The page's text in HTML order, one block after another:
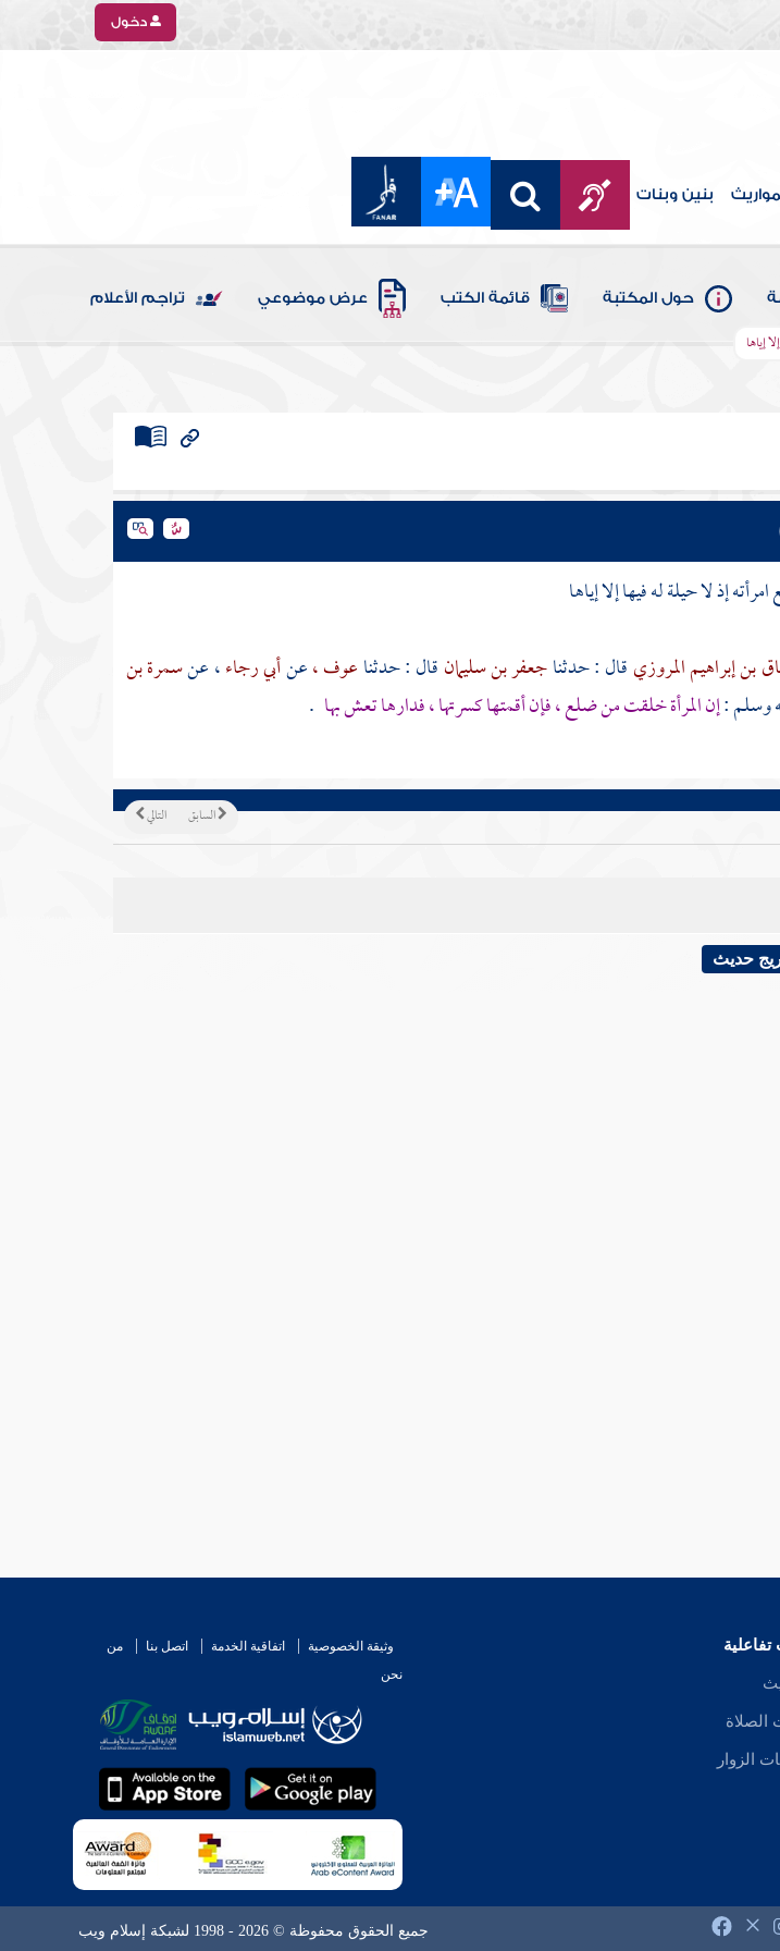
دخول
بنين وبنات
حول المكتبة قائمة الكتب عرض موضوعي تراجم الأعلام
إياها
إذ لا حيلة له فيها إلا إياها
بن إبراهيم المروزيقال : حدثناجعفر بن سليمانقال : حدثناعوف ،عنأبي رجاء، عنسمرة بن
وسلم :إن المرأة خلقت من ضلع ، فإن أقمتها كسرتها ، فدارها تعش بها .
التالي السابق
حديث
الصلاة
الزوار
وثيقة الخصوصية اتفاقية الخدمة اتصل بنا
من
نحن
جميع الحقوق محفوظة © 2026 - 1998 لشبكة إسلام ويب